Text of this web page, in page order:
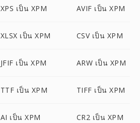
XPS เป็น XPM AVIF เป็น XPM
XLSX เป็น XPM CSV เป็น XPM
JFIF เป็น XPM ARW เป็น XPM
TTF เป็น XPM TIFF เป็น XPM
AI เป็น XPM CR2 เป็น XPM